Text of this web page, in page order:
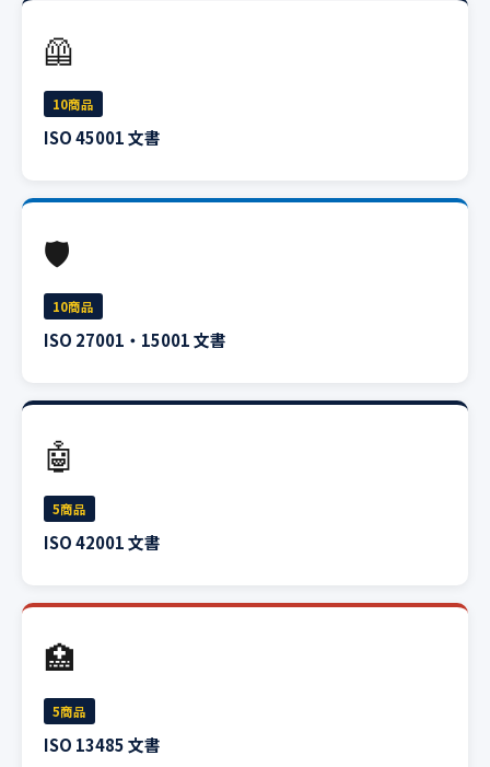
🦺
10商品
ISO 45001 文書
🛡
10商品
ISO 27001・15001 文書
🤖
5商品
ISO 42001 文書
🏥
5商品
ISO 13485 文書